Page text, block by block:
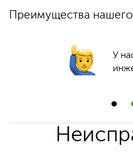
Преимущества
У